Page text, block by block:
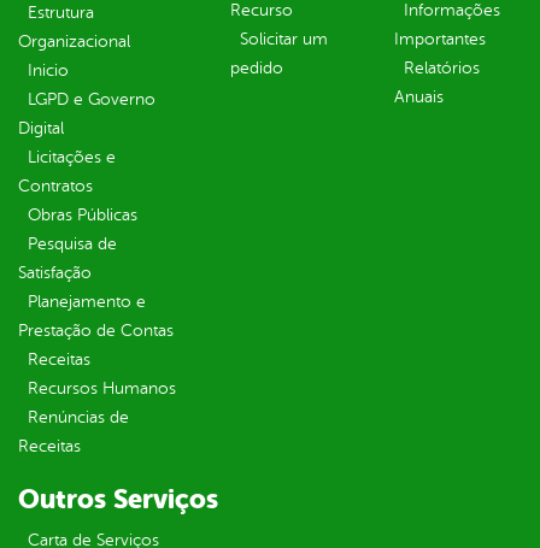
Estrutura
Organizacional
Inicio
LGPD e Governo
Digital
Licitações e
Contratos
Obras Públicas
Pesquisa de
Satisfação
Planejamento e
Prestação de Contas
Receitas
Recursos Humanos
Renúncias de
Receitas
Recurso
Solicitar um
pedido
Informações
Importantes
Relatórios
Anuais
Outros Serviços
Carta de Serviços